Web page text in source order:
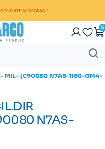
AS REGRAS
0
- MIL- (090080 N7AS-1160-GM4-
N7AS-